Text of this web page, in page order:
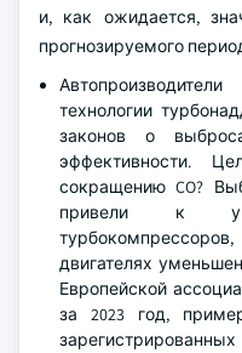
и, как ожидается,
прогнозируемого
технологии
законов о
эффективности.
сокращению CO?
привели к
двигателях
Европейской
за 2023 год,